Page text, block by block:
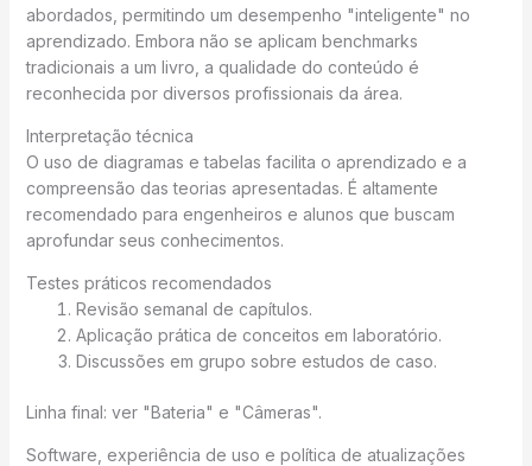
abordados, permitindo um desempenho "inteligente" no
aprendizado. Embora não se aplicam benchmarks
tradicionais a um livro, a qualidade do conteúdo é
reconhecida por diversos profissionais da área.
Interpretação técnica
O uso de diagramas e tabelas facilita o aprendizado e a
compreensão das teorias apresentadas. É altamente
recomendado para engenheiros e alunos que buscam
aprofundar seus conhecimentos.
Testes práticos recomendados
Revisão semanal de capítulos.
Aplicação prática de conceitos em laboratório.
Discussões em grupo sobre estudos de caso.
Linha final: ver "Bateria" e "Câmeras".
Software, experiência de uso e política de atualizações